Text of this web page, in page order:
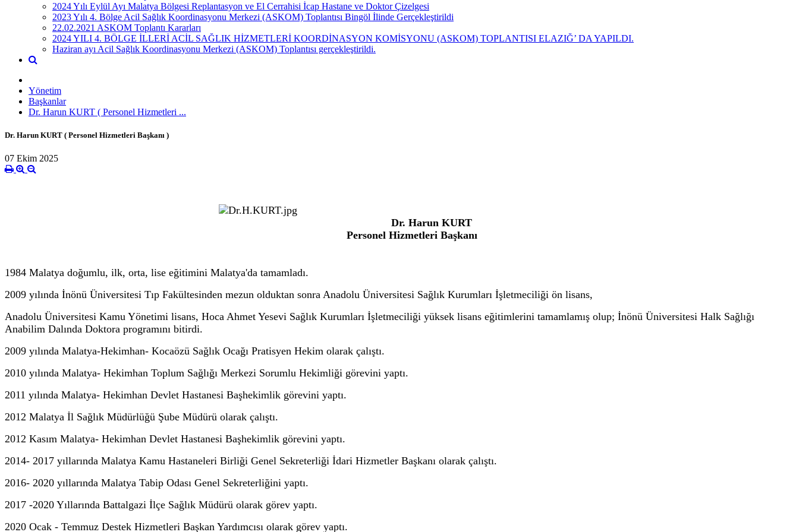
2024 Yılı Eylül Ayı Malatya Bölgesi Replantasyon ve El Cerrahisi İcap Hastane ve Doktor Çizelgesi
2023 Yılı 4. Bölge Acil Sağlık Koordinasyonu Merkezi (ASKOM) Toplantısı Bingöl İlinde Gerçekleştirildi
22.02.2021 ASKOM Toplantı Kararları
2024 YILI 4. BÖLGE İLLERİ ACİL SAĞLIK HİZMETLERİ KOORDİNASYON KOMİSYONU (ASKOM) TOPLANTISI ELAZIĞ’ DA YAPILDI.
Haziran ayı Acil Sağlık Koordinasyonu Merkezi (ASKOM) Toplantısı gerçekleştirildi.
Yönetim
Başkanlar
Dr. Harun KURT ( Personel Hizmetleri ...
Dr. Harun KURT ( Personel Hizmetleri Başkanı )
07 Ekim 2025
Dr. Harun KURT
Personel Hizmetleri Başkanı
1984 Malatya doğumlu, ilk, orta, lise eğitimini Malatya'da tamamladı.
2009 yılında İnönü Üniversitesi Tıp Fakültesinden mezun olduktan sonra Anadolu Üniversitesi Sağlık Kurumları İşletmeciliği ön lisans,
Anadolu Üniversitesi Kamu Yönetimi lisans, Hoca Ahmet Yesevi Sağlık Kurumları İşletmeciliği yüksek lisans eğitimlerini tamamlamış olup; İnönü Üniversitesi Halk Sağlığı
Anabilim Dalında Doktora programını bitirdi.
2009 yılında Malatya-Hekimhan- Kocaözü Sağlık Ocağı Pratisyen Hekim olarak çalıştı.
2010 yılında Malatya- Hekimhan Toplum Sağlığı Merkezi Sorumlu Hekimliği görevini yaptı.
2011 yılında Malatya- Hekimhan Devlet Hastanesi Başhekimlik görevini yaptı.
2012 Malatya İl Sağlık Müdürlüğü Şube Müdürü olarak çalıştı.
2012 Kasım Malatya- Hekimhan Devlet Hastanesi Başhekimlik görevini yaptı.
2014- 2017 yıllarında Malatya Kamu Hastaneleri Birliği Genel Sekreterliği İdari Hizmetler Başkanı olarak çalıştı.
2016- 2020 yıllarında Malatya Tabip Odası Genel Sekreterliğini yaptı.
2017 -2020 Yıllarında Battalgazi İlçe Sağlık Müdürü olarak görev yaptı.
2020 Ocak - Temmuz Destek Hizmetleri Başkan Yardımcısı olarak görev yaptı.